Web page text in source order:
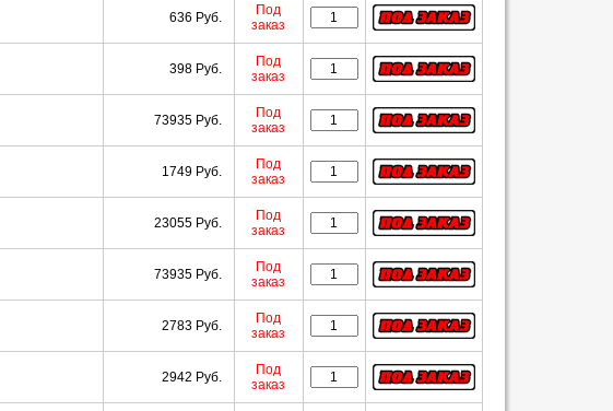
636 Руб.
Под
заказ
398 Руб.
Под
заказ
73935 Руб.
Под
заказ
1749 Руб.
Под
заказ
23055 Руб.
Под
заказ
73935 Руб.
Под
заказ
2783 Руб.
Под
заказ
2942 Руб.
Под
заказ